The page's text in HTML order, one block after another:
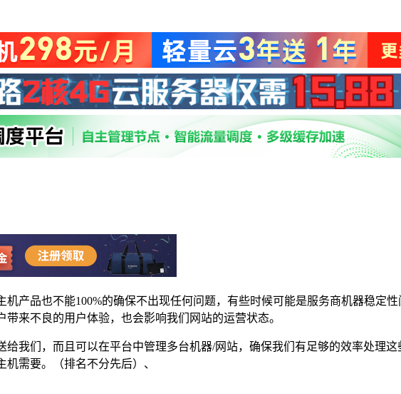
产品也不能100%的确保不出现任何问题，有些时候可能是服务商机器稳定
来不良的用户体验，也会影响我们网站的运营状态。
我们，而且可以在平台中管理多台机器/网站，确保我们有足够的效率处理
需要。（排名不分先后）、